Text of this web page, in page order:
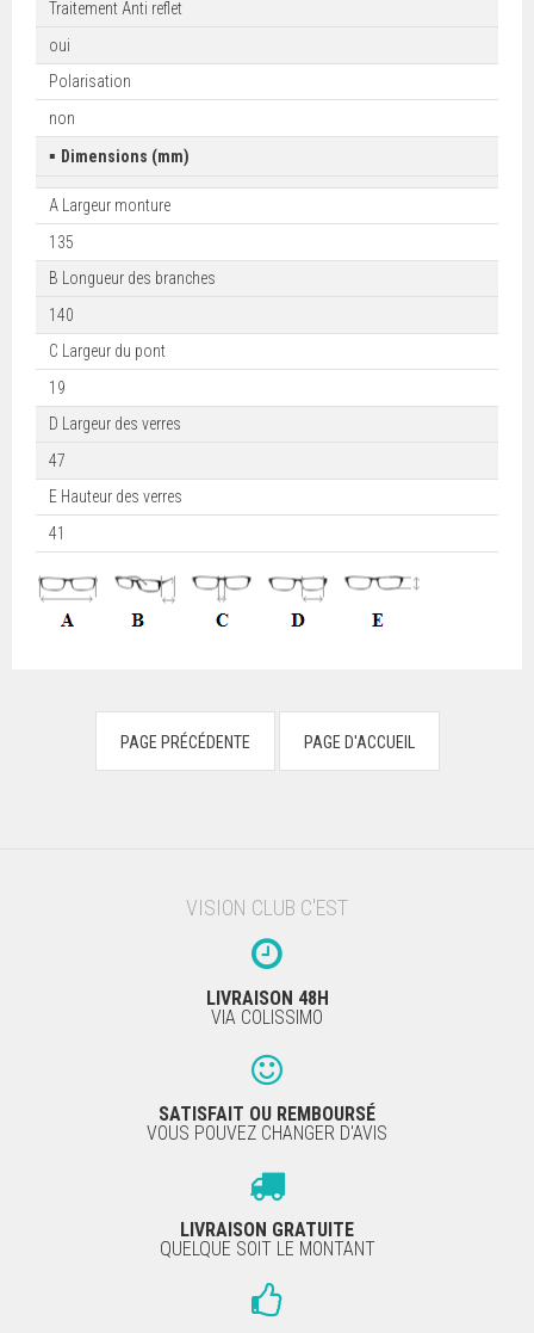
Traitement Anti reflet
oui
Polarisation
non
▪ Dimensions (mm)
A Largeur monture
135
B Longueur des branches
140
C Largeur du pont
19
D Largeur des verres
47
E Hauteur des verres
41
VISION CLUB C'EST
LIVRAISON 48H
VIA COLISSIMO
SATISFAIT OU REMBOURSÉ
VOUS POUVEZ CHANGER D'AVIS
LIVRAISON GRATUITE
QUELQUE SOIT LE MONTANT